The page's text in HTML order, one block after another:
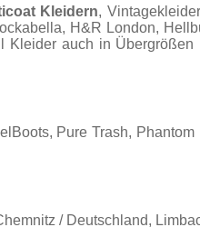
Kleidern,
H&R London,
auch in
Pure Trash,
/ Deutschland,